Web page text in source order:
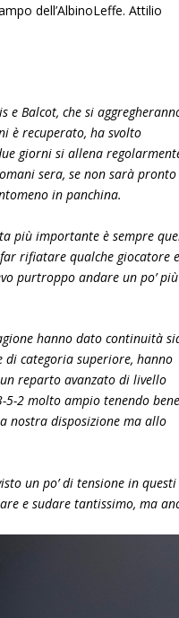
dell’AlbinoLeffe. Attilio
Balcot, che si
è recuperato, ha svolto
giorni si allena
sera, se non sarà pronto
in panchina.
più importante è sempre
rifiatare qualche giocatore
purtroppo andare un po’ più
hanno dato continuità
categoria superiore, hanno
reparto avanzato di livello
5-2 molto ampio tenendo
nostra disposizione ma allo
un po’ di tensione in questi
e sudare tantissimo, ma